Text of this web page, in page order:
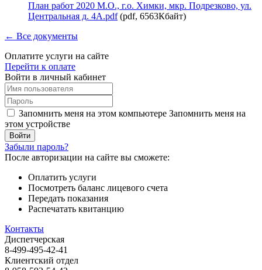
План работ 2020 М.О., г.о. Химки, мкр. Подрезково, ул.
Центральная д. 4А.pdf(pdf, 6563Кбайт)
← Все документы
Оплатите услуги на сайте
Перейти к оплате
Войти в личный кабинет
Запомнить меня на этом компьютере Запомнить меня на
этом устройстве
Забыли пароль?
После авторизации на сайте вы сможете:
Оплатить услуги
Посмотреть баланс лицевого счета
Передать показания
Распечатать квитанцию
Контакты
Диспетчерская
8-499-495-42-41
Клиентский отдел